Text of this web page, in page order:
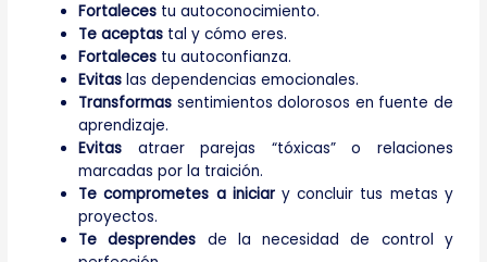
Fortaleces tu autoconocimiento.
Te aceptas tal y cómo eres.
Fortaleces tu autoconfianza.
Evitas las dependencias emocionales.
Transformas sentimientos dolorosos en fuente de
aprendizaje.
Evitas atraer parejas “tóxicas” o relaciones
marcadas por la traición.
Te comprometes a iniciary concluir tus metas y
proyectos.
Te desprendes de la necesidad de control y